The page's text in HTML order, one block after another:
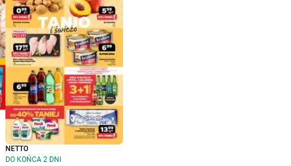
NETTO
DO KOŃCA 2 DNI